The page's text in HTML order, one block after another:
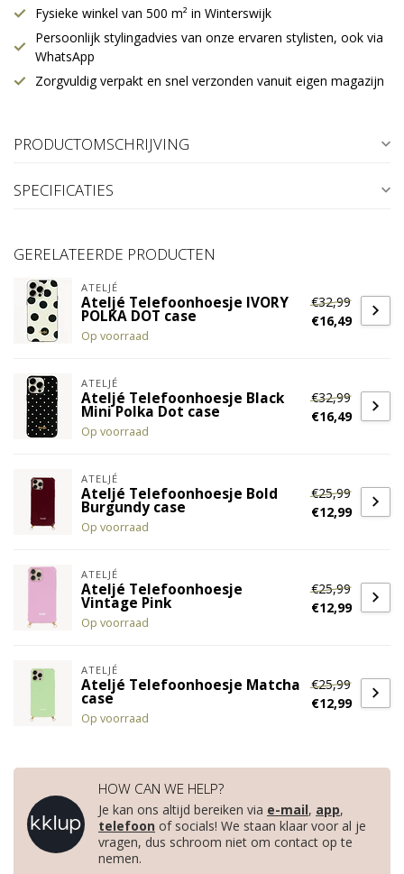
Fysieke winkel van 500 m² in Winterswijk
Persoonlijk stylingadvies van onze ervaren stylisten, ook via
WhatsApp
Zorgvuldig verpakt en snel verzonden vanuit eigen magazijn
PRODUCTOMSCHRIJVING
SPECIFICATIES
GERELATEERDE PRODUCTEN
ATELJÉ
Ateljé Telefoonhoesje IVORY
POLKA DOT case
Op voorraad
€32,99
€16,49
ATELJÉ
Ateljé Telefoonhoesje Black
Mini Polka Dot case
Op voorraad
€32,99
€16,49
ATELJÉ
Ateljé Telefoonhoesje Bold
Burgundy case
Op voorraad
€25,99
€12,99
ATELJÉ
Ateljé Telefoonhoesje
Vintage Pink
Op voorraad
€25,99
€12,99
ATELJÉ
Ateljé Telefoonhoesje Matcha
case
Op voorraad
€25,99
€12,99
HOW CAN WE HELP?
Je kan ons altijd bereiken via e-mail, app,
telefoon of socials! We staan klaar voor al je
vragen, dus schroom niet om contact op te
nemen.